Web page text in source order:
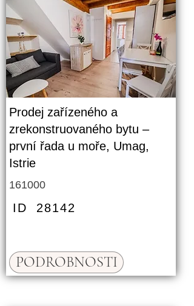
Prodej zařízeného a
zrekonstruovaného bytu –
první řada u moře, Umag,
Istrie
161000
ID 28142
PODROBNOSTI